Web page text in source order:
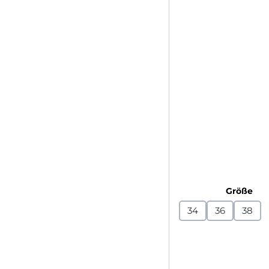
Größe
34 36 38